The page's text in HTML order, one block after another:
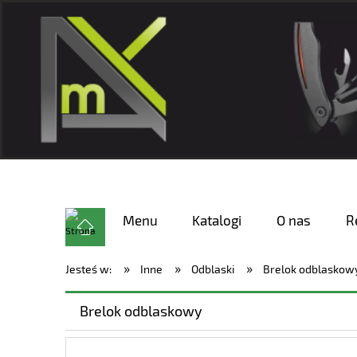
Menu Katalogi O nas
Jesteś w: » Inne » Odblaski » Brelok
Brelok odblaskowy